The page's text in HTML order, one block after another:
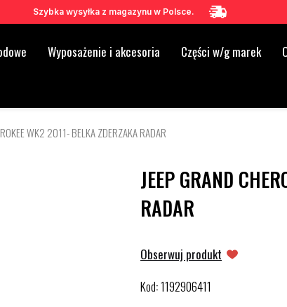
Szybka wysyłka z magazynu w Polsce.
Wyposażenie i akcesoria Części w/g marek
WK2 2011- BELKA ZDERZAKA RADAR
JEEP GRAND
RADAR
Obserwuj produkt
Kod:1192906411